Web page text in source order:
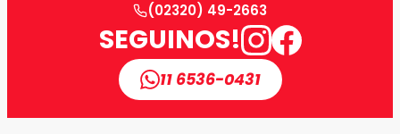
(02320) 49-2663
SEGUINOS!
11 6536-0431